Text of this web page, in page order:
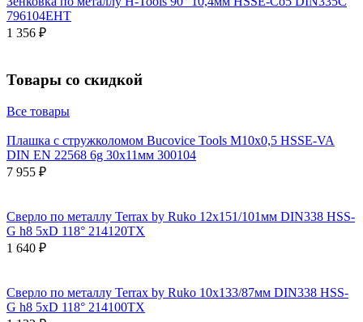
796104EHT
1 356 ₽
Товары со скидкой
Все товары
Плашка с стружколомом Bucovice Tools М10х0,5 HSSE-VA
DIN EN 22568 6g 30х11мм 300104
7 955 ₽
Сверло по металлу Terrax by Ruko 12x151/101мм DIN338 HSS-
G h8 5xD 118° 214120TX
1 640 ₽
Сверло по металлу Terrax by Ruko 10x133/87мм DIN338 HSS-
G h8 5xD 118° 214100TX